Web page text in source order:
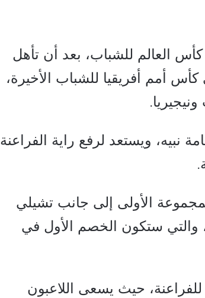
العالم للشباب، بعد أن تأهل
أمم أفريقيا للشباب الأخيرة،
نبيه، ويستعد لرفع راية الفراعنة
الأولى إلى جانب تشيلي
والتي ستكون الخصم الأول في
للفراعنة، حيث يسعى اللاعبون